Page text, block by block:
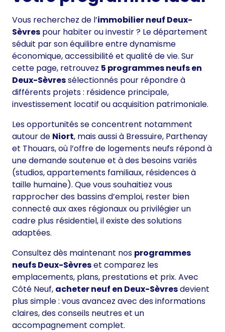
Vous recherchez de l’immobilier neuf Deux-
Sèvres pour habiter ou investir ? Le département
séduit par son équilibre entre dynamisme
économique, accessibilité et qualité de vie. Sur
cette page, retrouvez 5 programmes neufs en
Deux-Sèvressélectionnés pour répondre à
différents projets : résidence principale,
investissement locatif ou acquisition patrimoniale.
Les opportunités se concentrent notamment
autour de Niort, mais aussi à Bressuire, Parthenay
et Thouars, où l’offre de logements neufs répond à
une demande soutenue et à des besoins variés
(studios, appartements familiaux, résidences à
taille humaine). Que vous souhaitiez vous
rapprocher des bassins d’emploi, rester bien
connecté aux axes régionaux ou privilégier un
cadre plus résidentiel, il existe des solutions
adaptées.
Consultez dès maintenant nos programmes
neufs Deux-Sèvreset comparez les
emplacements, plans, prestations et prix. Avec
Côté Neuf, acheter neuf en Deux-Sèvresdevient
plus simple : vous avancez avec des informations
claires, des conseils neutres et un
accompagnement complet.